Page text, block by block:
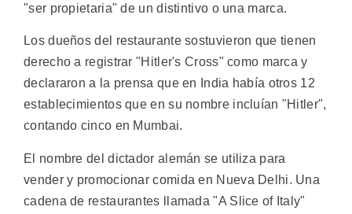
"ser propietaria" de un distintivo o una marca.
Los dueños del restaurante sostuvieron que tienen
derecho a registrar "Hitler's Cross" como marca y
declararon a la prensa que en India había otros 12
establecimientos que en su nombre incluían "Hitler",
contando cinco en Mumbai.
El nombre del dictador alemán se utiliza para
vender y promocionar comida en Nueva Delhi. Una
cadena de restaurantes llamada "A Slice of Italy"